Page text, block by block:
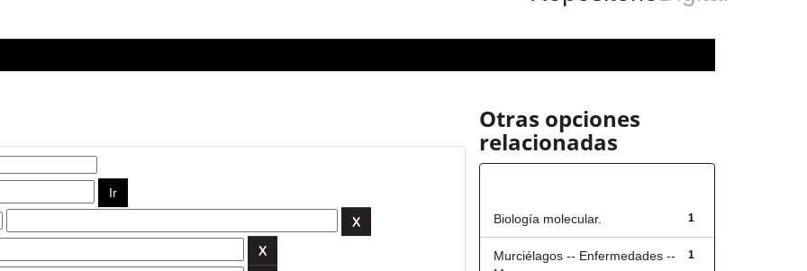
Otras opciones
relacionadas
1
Biología molecular.
1
Murciélagos -- Enfermedades --